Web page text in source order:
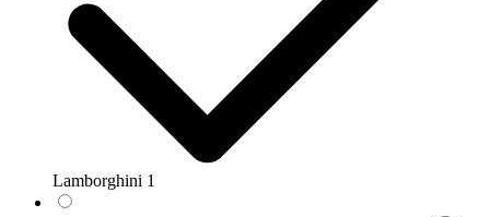
Lamborghini 1